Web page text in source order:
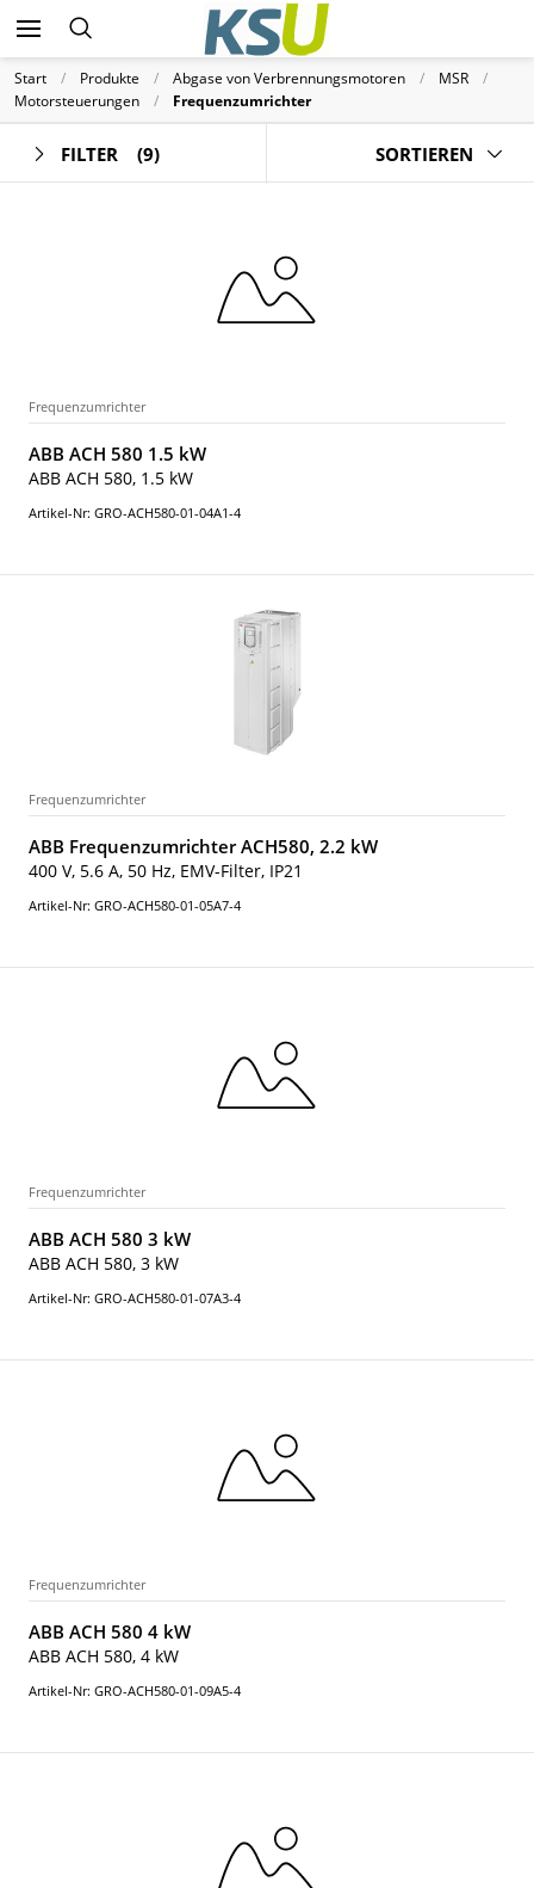
Start Produkte Abgase von Verbrennungsmotoren
MSR
Motorsteuerungen
Frequenzumrichter
FILTER (9) SORTIEREN
Frequenzumrichter
ABB ACH 580 1.5 kW
ABB ACH 580, 1.5 kW
Artikel-Nr: GRO-ACH580-01-04A1-4
Frequenzumrichter
ABB Frequenzumrichter ACH580, 2.2 kW
400 V, 5.6 A, 50 Hz, EMV-Filter, IP21
Artikel-Nr: GRO-ACH580-01-05A7-4
Frequenzumrichter
ABB ACH 580 3 kW
ABB ACH 580, 3 kW
Artikel-Nr: GRO-ACH580-01-07A3-4
Frequenzumrichter
ABB ACH 580 4 kW
ABB ACH 580, 4 kW
Artikel-Nr: GRO-ACH580-01-09A5-4